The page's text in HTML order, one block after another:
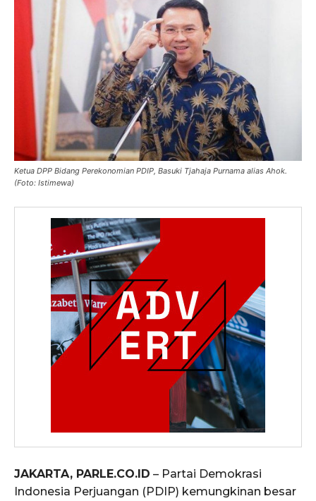
Ketua DPP Bidang Perekonomian PDIP, Basuki Tjahaja Purnama alias Ahok.
(Foto: Istimewa)
JAKARTA, PARLE.CO.ID – Partai Demokrasi
Indonesia Perjuangan (PDIP) kemungkinan besar